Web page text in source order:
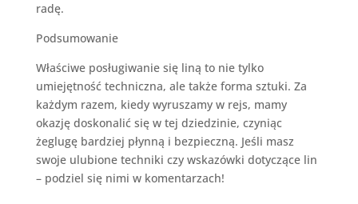
radę.
Podsumowanie
Właściwe posługiwanie się liną to nie tylko
umiejętność techniczna, ale także forma sztuki. Za
każdym razem, kiedy wyruszamy w rejs, mamy
okazję doskonalić się w tej dziedzinie, czyniąc
żeglugę bardziej płynną i bezpieczną. Jeśli masz
swoje ulubione techniki czy wskazówki dotyczące lin
– podziel się nimi w komentarzach!